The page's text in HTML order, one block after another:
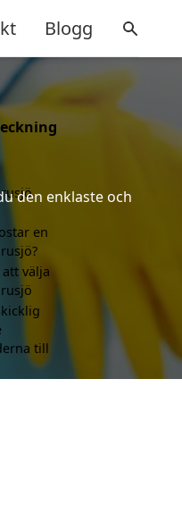
Blogg
den enklaste och
en
välja
till